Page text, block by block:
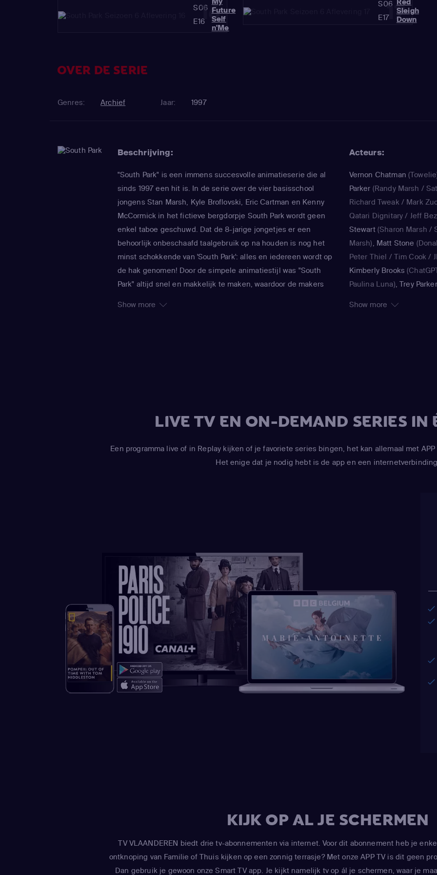
16
S06
E16
Future
Self
n'Me
17
S06
E17
Red
Sleigh
Down
OVER DE SERIE
Genres: Archief Jaar: 1997
Beschrijving:
"South Park" is een immens succesvolle animatieserie die al
sinds 1997 een hit is. In de serie over de vier basisschool
jongens Stan Marsh, Kyle Broflovski, Eric Cartman en Kenny
McCormick in het fictieve bergdorpje South Park wordt geen
enkel taboe geschuwd. Dat de 8-jarige jongetjes er een
behoorlijk onbeschaafd taalgebruik op na houden is nog het
minst schokkende van 'South Park': alles en iedereen wordt op
de hak genomen! Door de simpele animatiestijl was "South
Park" altijd snel en makkelijk te maken, waardoor de makers
Show more
Acteurs:
Vernon Chatman
Parker (Randy Marsh /
Richard Tweak / Mark
Qatari Dignitary / Jeff
Stewart(Sharon Marsh /
Marsh), Matt Stone
Peter Thiel / Tim Cook /
Kimberly Brooks
Paulina Luna),Trey Parker
Eric Cartman / Randy
Inspector),Matt Stone
Broflovski / Kenny
/ Hakim / Clyde Donovan)
Stone
(Kyle Broflovski /
Tweak / Craig Tucker /
Malkinson)
Testaburger / Ghost of
Marsh / Ghost of Shelley
Mona Marshall
(Yentl
Kimberly Brooks
Show more
LIVE TV EN ON-DEMAND SERIES IN
Een programma live of in Replay kijken of je favoriete series bingen, het kan allemaal met APP
Het enige dat je nodig hebt is de app en een
KIJK OP AL JE SCHERMEN
TV VLAANDEREN biedt drie tv-abonnementen via internet. Voor dit abonnement heb je
ontknoping van Familie of Thuis kijken op een zonnig terrasje? Met onze APP TV is dit geen
Dan gebruik je gewoon onze Smart TV app. Je kijkt namelijk tv op ál je schermen, waar je